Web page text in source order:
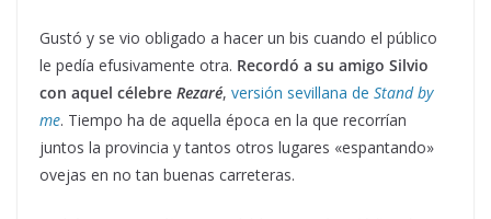
Gustó y se vio obligado a hacer un bis cuando el público
le pedía efusivamente otra. Recordó a su amigo Silvio
con aquel célebre Rezaré, versión sevillana de Stand by
me. Tiempo ha de aquella época en la que recorrían
juntos la provincia y tantos otros lugares «espantando»
ovejas en no tan buenas carreteras.